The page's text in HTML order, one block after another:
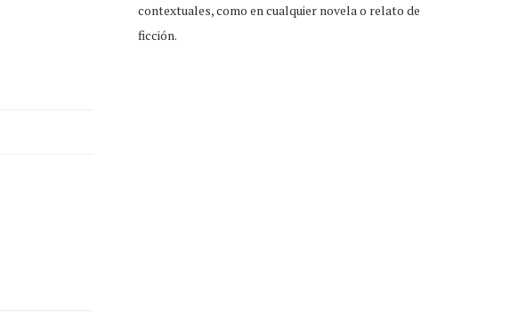
contextuales, como en cualquier novela o relato de
ficción.